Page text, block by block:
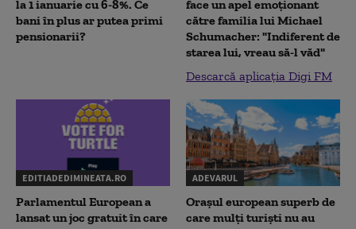
la 1 ianuarie cu 6-8%. Ce
bani în plus ar putea primi
pensionarii?
face un apel emoționant
către familia lui Michael
Schumacher: "Indiferent de
starea lui, vreau să-l văd"
Descarcă aplicația Digi FM
EDITIADEDIMINEATA.RO
Parlamentul European a
lansat un joc gratuit în care
ADEVARUL
Orașul european superb de
care mulți turiști nu au